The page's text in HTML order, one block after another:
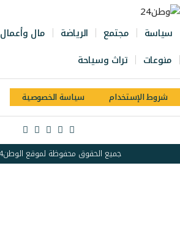
سياسة مجتمع الرياضة مال وأعمال
منوعات
تراث وسياحة
شروط الإستخدام سياسة الخصوصية
جميع الحقوق محفوظة لموقع الوطن24 © 2025